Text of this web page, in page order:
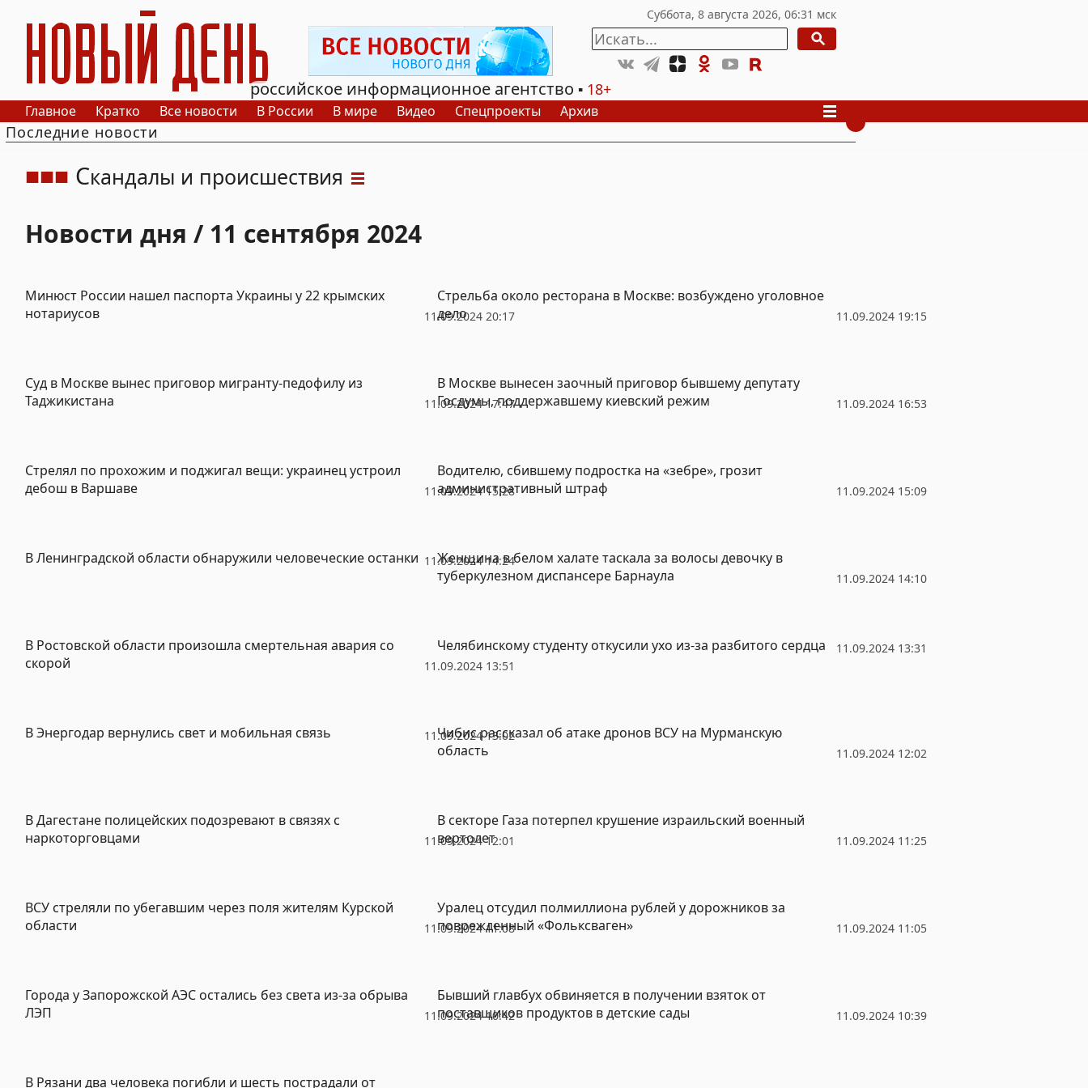
РИА Новый День
российское информационное агентство
18+
Главное Кратко Все новости В России В мире Видео Спецпроекты Архив
Последние новости
Скандалы и происшествия
Новости дня / 11 сентября 2024
11.09.2024 20:17
Минюст России нашел паспорта Украины у 22 крымских
нотариусов
11.09.2024 19:15
Стрельба около ресторана в Москве: возбуждено уголовное
дело
11.09.2024 17:47
Суд в Москве вынес приговор мигранту-педофилу из
Таджикистана
11.09.2024 16:53
В Москве вынесен заочный приговор бывшему депутату
Госдумы, поддержавшему киевский режим
11.09.2024 15:28
Стрелял по прохожим и поджигал вещи: украинец устроил
дебош в Варшаве
11.09.2024 15:09
Водителю, сбившему подростка на «зебре», грозит
административный штраф
11.09.2024 14:24
В Ленинградской области обнаружили человеческие останки
11.09.2024 14:10
Женщина в белом халате таскала за волосы девочку в
туберкулезном диспансере Барнаула
11.09.2024 13:51
В Ростовской области произошла смертельная авария со
скорой
11.09.2024 13:31
Челябинскому студенту откусили ухо из-за разбитого сердца
11.09.2024 13:02
В Энергодар вернулись свет и мобильная связь
11.09.2024 12:02
Чибис рассказал об атаке дронов ВСУ на Мурманскую
область
11.09.2024 12:01
В Дагестане полицейских подозревают в связях с
наркоторговцами
11.09.2024 11:25
В секторе Газа потерпел крушение израильский военный
вертолет
11.09.2024 11:08
ВСУ стреляли по убегавшим через поля жителям Курской
области
11.09.2024 11:05
Уралец отсудил полмиллиона рублей у дорожников за
поврежденный «Фольксваген»
11.09.2024 10:42
Города у Запорожской АЭС остались без света из-за обрыва
ЛЭП
11.09.2024 10:39
Бывший главбух обвиняется в получении взяток от
поставщиков продуктов в детские сады
В Рязани два человека погибли и шесть пострадали от